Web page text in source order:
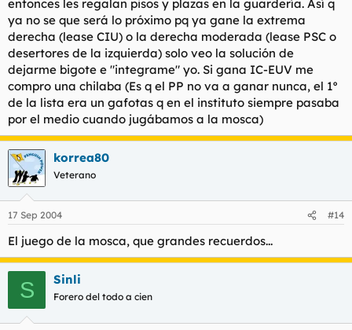
entonces les regalan pisos y plazas en la guardería. Así q
ya no se que será lo próximo pq ya gane la extrema
derecha (lease CIU) o la derecha moderada (lease PSC o
desertores de la izquierda) solo veo la solución de
dejarme bigote e "integrame" yo. Si gana IC-EUV me
compro una chilaba (Es q el PP no va a ganar nunca, el 1º
de la lista era un gafotas q en el instituto siempre pasaba
por el medio cuando jugábamos a la mosca)
korrea80
Veterano
17 Sep 2004 #14
El juego de la mosca, que grandes recuerdos...
S Sinli
Forero del todo a cien